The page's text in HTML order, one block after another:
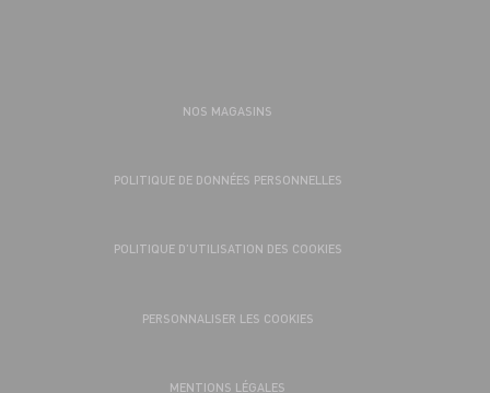
NOS MAGASINS
POLITIQUE DE DONNÉES PERSONNELLES
POLITIQUE D’UTILISATION DES COOKIES
PERSONNALISER LES COOKIES
MENTIONS LÉGALES